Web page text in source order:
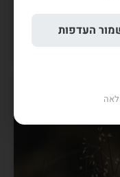
העדפות